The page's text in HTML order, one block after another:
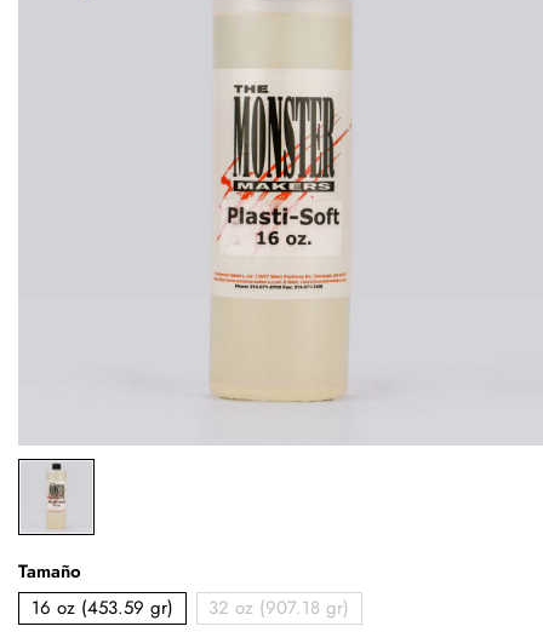
Tamaño
16 oz (453.59 gr)
32 oz (907.18 gr)